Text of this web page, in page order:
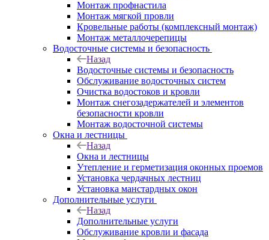
Монтаж профнастила
Монтаж мягкой провли
Кровельные работы (комплексный монтаж)
Монтаж металлочерепицы
Водосточные системы и безопасность
Назад
Водосточные системы и безопасность
Обслуживание водосточных систем
Очистка водостоков и кровли
Монтаж снегозадержателей и элементов
безопасности кровли
Монтаж водосточной системы
Окна и лестницы
Назад
Окна и лестницы
Утепление и герметизация оконных проемов
Установка чердачных лестниц
Установка манстардных окон
Дополнительные услуги
Назад
Дополнительные услуги
Обслуживание кровли и фасада